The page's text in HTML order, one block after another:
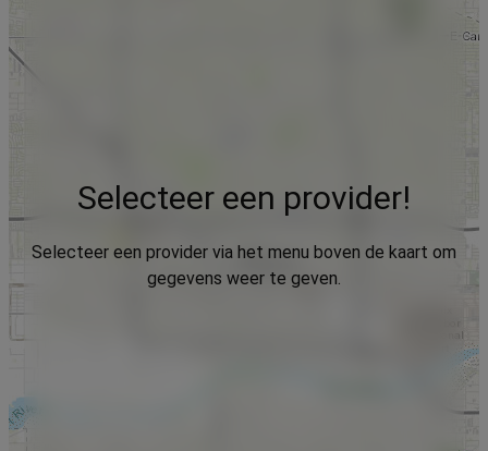
Selecteer een provider!
Selecteer een provider via het menu boven de kaart om
gegevens weer te geven.